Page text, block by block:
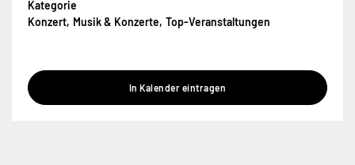
Kategorie
Konzert Musik & Konzerte Top-Veranstaltungen
In Kalender eintragen